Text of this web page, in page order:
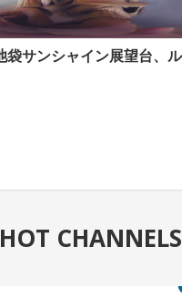
HOT CHANNELS